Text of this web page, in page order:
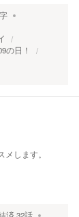
の日！
します。